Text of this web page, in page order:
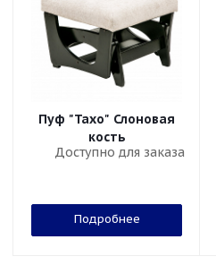
Пуф "Тахо" Слоновая
кость
Доступно для заказа
Подробнее